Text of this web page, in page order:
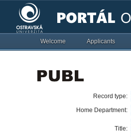
Welcome Applicants
Record type:
Home Department:
Title: